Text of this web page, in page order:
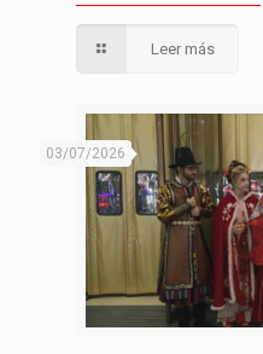
Leer más
03/07/2026